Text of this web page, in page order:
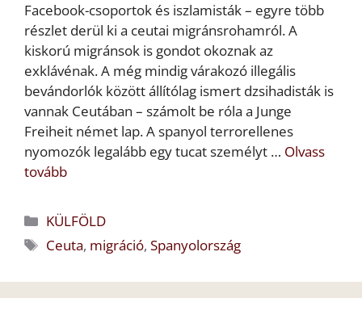
Facebook-csoportok és iszlamisták – egyre több
részlet derül ki a ceutai migránsrohamról. A
kiskorú migránsok is gondot okoznak az
exklávénak. A még mindig várakozó illegális
bevándorlók között állítólag ismert dzsihadisták is
vannak Ceutában – számolt be róla a Junge
Freiheit német lap. A spanyol terrorellenes
nyomozók legalább egy tucat személyt … Olvass
tovább
Kategória
KÜLFÖLD
Címkék
Ceuta, migráció,Spanyolország